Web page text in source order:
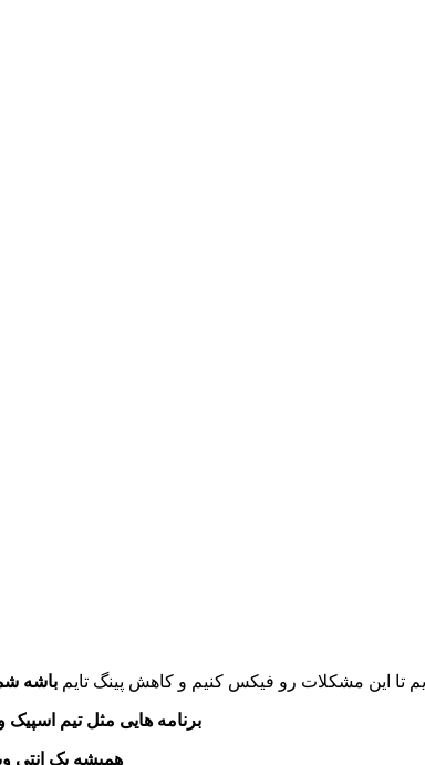
تا این مشکلات رو فیکس کنیم و کاهش پینگ تایم باشه
2-برنامه هایی مثل تیم
3-همیشه یک